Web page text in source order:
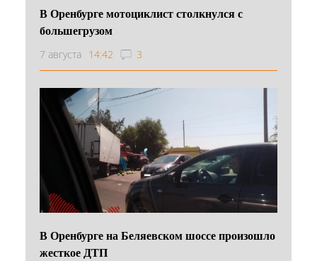
В Оренбурге мотоциклист столкнулся с
большегрузом
7 августа 14:42 3
В Оренбурге на Беляевском шоссе произошло
жесткое ДТП